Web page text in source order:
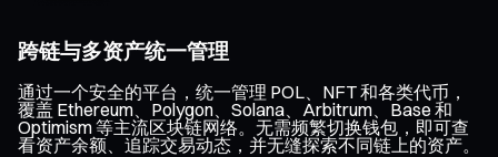
跨链与多资产统一管理
通过一个安全的平台，统一管理 POL、NFT 和各类代币，
覆盖 Ethereum、Polygon、Solana、Arbitrum、Base 和
Optimism 等主流区块链网络。无需频繁切换钱包，即可查
看资产余额、追踪交易动态，并无缝探索不同链上的资产。